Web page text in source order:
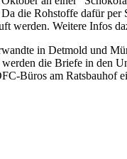
die Rohstoffe dafür
werden. Weitere Infos
in Detmold und
die Briefe in den
Büros am Ratsbauhof